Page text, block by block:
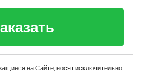
на Сайте, носят исключительно